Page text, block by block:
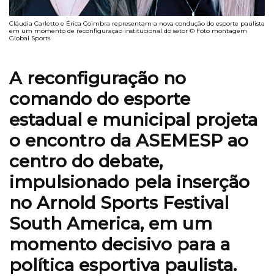
Cláudia Carletto e Érica Coimbra representam a nova condução do esporte paulista
em um momento de reconfiguração institucional do setor © Foto montagem
Global Sports
A reconfiguração no
comando do esporte
estadual e municipal projeta
o encontro da ASEMESP ao
centro do debate,
impulsionado pela inserção
no Arnold Sports Festival
South America, em um
momento decisivo para a
política esportiva paulista.